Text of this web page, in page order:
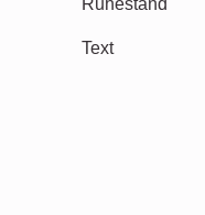
Hochzeit